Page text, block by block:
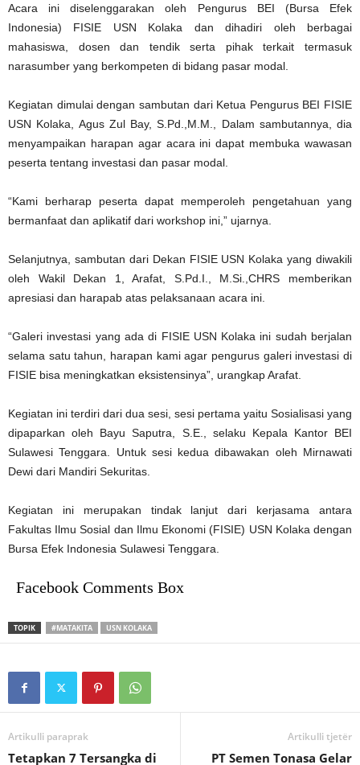
Acara ini diselenggarakan oleh Pengurus BEI (Bursa Efek
Indonesia) FISIE USN Kolaka dan dihadiri oleh berbagai
mahasiswa, dosen dan tendik serta pihak terkait termasuk
narasumber yang berkompeten di bidang pasar modal.
Kegiatan dimulai dengan sambutan dari Ketua Pengurus BEI FISIE
USN Kolaka, Agus Zul Bay, S.Pd.,M.M., Dalam sambutannya, dia
menyampaikan harapan agar acara ini dapat membuka wawasan
peserta tentang investasi dan pasar modal.
“Kami berharap peserta dapat memperoleh pengetahuan yang
bermanfaat dan aplikatif dari workshop ini,” ujarnya.
Selanjutnya, sambutan dari Dekan FISIE USN Kolaka yang diwakili
oleh Wakil Dekan 1, Arafat, S.Pd.I., M.Si.,CHRS memberikan
apresiasi dan harapab atas pelaksanaan acara ini.
“Galeri investasi yang ada di FISIE USN Kolaka ini sudah berjalan
selama satu tahun, harapan kami agar pengurus galeri investasi di
FISIE bisa meningkatkan eksistensinya”, urangkap Arafat.
Kegiatan ini terdiri dari dua sesi, sesi pertama yaitu Sosialisasi yang
dipaparkan oleh Bayu Saputra, S.E., selaku Kepala Kantor BEI
Sulawesi Tenggara. Untuk sesi kedua dibawakan oleh Mirnawati
Dewi dari Mandiri Sekuritas.
Kegiatan ini merupakan tindak lanjut dari kerjasama antara
Fakultas Ilmu Sosial dan Ilmu Ekonomi (FISIE) USN Kolaka dengan
Bursa Efek Indonesia Sulawesi Tenggara.
Facebook Comments Box
TOPIK #MATAKITA USN KOLAKA
Artikulli paraprak
Tetapkan 7 Tersangka di
Artikulli tjetër
PT Semen Tonasa Gelar